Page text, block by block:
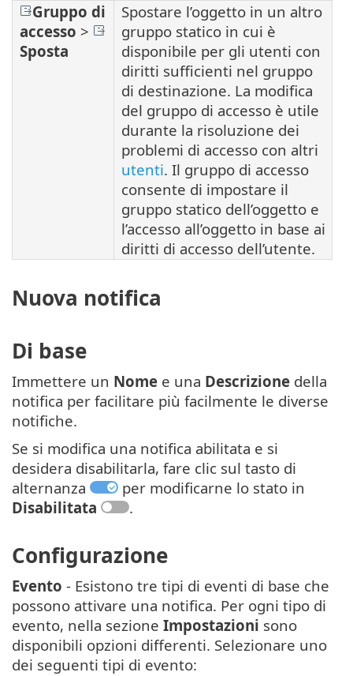
Gruppo di
accesso >
Sposta
Spostare l’oggetto in un altro
gruppo statico in cui è
disponibile per gli utenti con
diritti sufficienti nel gruppo
di destinazione. La modifica
del gruppo di accesso è utile
durante la risoluzione dei
problemi di accesso con altri
utenti. Il gruppo di accesso
consente di impostare il
gruppo statico dell’oggetto e
l’accesso all’oggetto in base ai
diritti di accesso dell’utente.
Nuova notifica
Di base
Immettere un Nome e una Descrizione della
notifica per facilitare più facilmente le diverse
notifiche.
Se si modifica una notifica abilitata e si
desidera disabilitarla, fare clic sul tasto di
alternanza
per modificarne lo stato in
Disabilitata
.
Configurazione
Evento - Esistono tre tipi di eventi di base che
possono attivare una notifica. Per ogni tipo di
evento, nella sezione Impostazioni sono
disponibili opzioni differenti. Selezionare uno
dei seguenti tipi di evento: